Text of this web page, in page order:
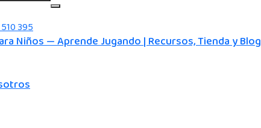
395
Niños — Aprende Jugando | Recursos, Tienda y Blog